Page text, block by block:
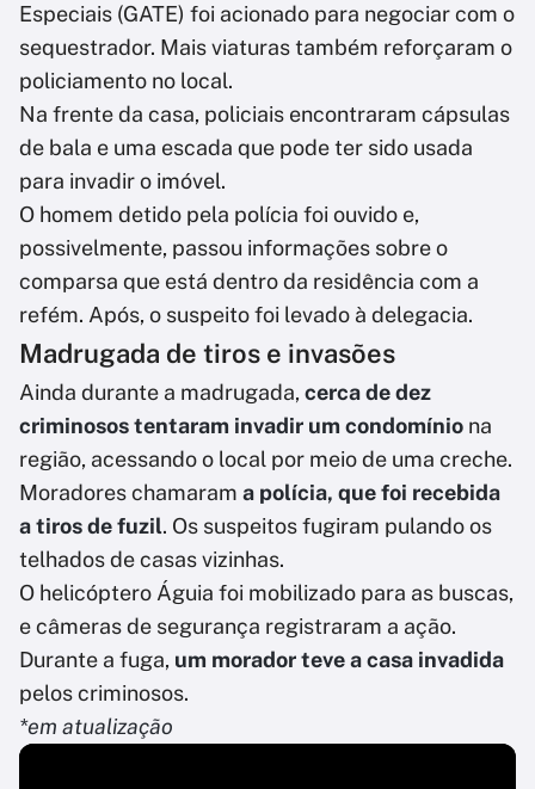
Especiais (GATE) foi acionado para negociar com o
sequestrador. Mais viaturas também reforçaram o
policiamento no local.
Na frente da casa, policiais encontraram cápsulas
de bala e uma escada que pode ter sido usada
para invadir o imóvel.
O homem detido pela polícia foi ouvido e,
possivelmente, passou informações sobre o
comparsa que está dentro da residência com a
refém. Após, o suspeito foi levado à delegacia.
Madrugada de tiros e invasões
Ainda durante a madrugada, cerca de dez
criminosos tentaram invadir um condomínio na
região, acessando o local por meio de uma creche.
Moradores chamaram a polícia, que foi recebida
a tiros de fuzil. Os suspeitos fugiram pulando os
telhados de casas vizinhas.
O helicóptero Águia foi mobilizado para as buscas,
e câmeras de segurança registraram a ação.
Durante a fuga, um morador teve a casa invadida
pelos criminosos.
*em atualização